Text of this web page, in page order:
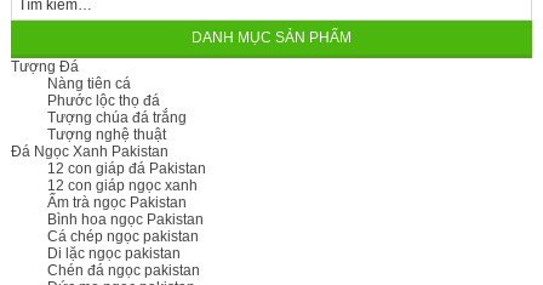
DANH MỤC SẢN PHẨM
Tượng Đá
Nàng tiên cá
Phước lộc thọ đá
Tượng chúa đá trắng
Tượng nghệ thuật
Đá Ngọc Xanh Pakistan
12 con giáp đá Pakistan
12 con giáp ngọc xanh
Ấm trà ngọc Pakistan
Bình hoa ngọc Pakistan
Cá chép ngọc pakistan
Di lặc ngọc pakistan
Chén đá ngọc pakistan